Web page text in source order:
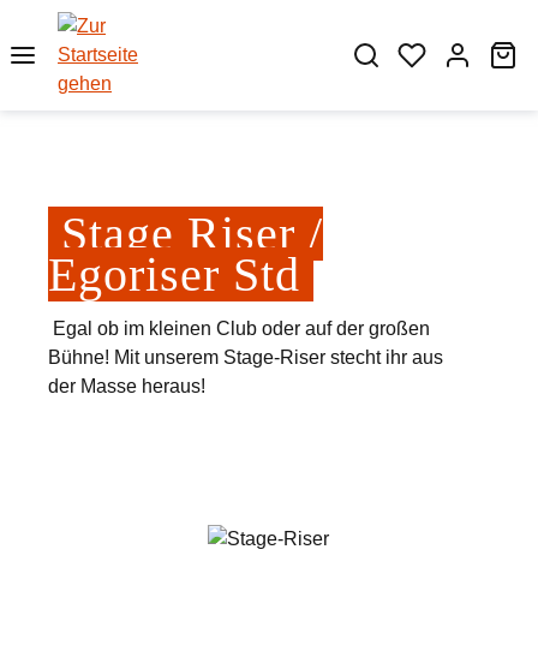
Zum Hauptinhalt springen
Stage Riser /
Egoriser Std
Egal ob im kleinen Club oder auf der großen
Bühne! Mit unserem Stage-Riser stecht ihr aus
der Masse heraus!
Bildergalerie überspringen